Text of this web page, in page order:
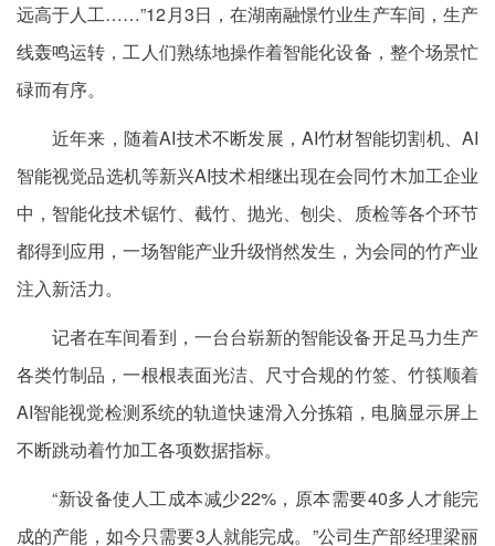
远高于人工……”12月3日，在湖南融憬竹业生产车间，生产
线轰鸣运转，工人们熟练地操作着智能化设备，整个场景忙
碌而有序。
近年来，随着AI技术不断发展，AI竹材智能切割机、AI
智能视觉品选机等新兴AI技术相继出现在会同竹木加工企业
中，智能化技术锯竹、截竹、抛光、刨尖、质检等各个环节
都得到应用，一场智能产业升级悄然发生，为会同的竹产业
注入新活力。
记者在车间看到，一台台崭新的智能设备开足马力生产
各类竹制品，一根根表面光洁、尺寸合规的竹签、竹筷顺着
AI智能视觉检测系统的轨道快速滑入分拣箱，电脑显示屏上
不断跳动着竹加工各项数据指标。
“新设备使人工成本减少22%，原本需要40多人才能完
成的产能，如今只需要3人就能完成。”公司生产部经理梁丽